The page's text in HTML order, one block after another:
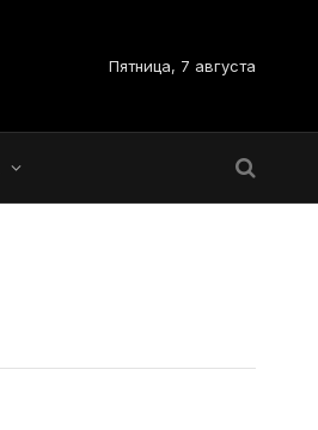
Пятница, 7 августа